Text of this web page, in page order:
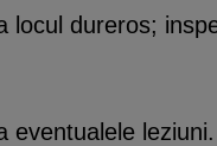
locul dureros;
eventualele leziuni.